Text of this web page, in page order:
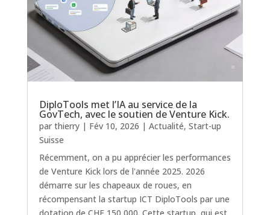
DiploTools met l’IA au service de la
GovTech, avec le soutien de Venture Kick.
par thierry| Fév 10, 2026 | Actualité, Start-up
Suisse
Récemment, on a pu apprécier les performances
de Venture Kick lors de l'année 2025. 2026
démarre sur les chapeaux de roues, en
récompensant la startup ICT DiploTools par une